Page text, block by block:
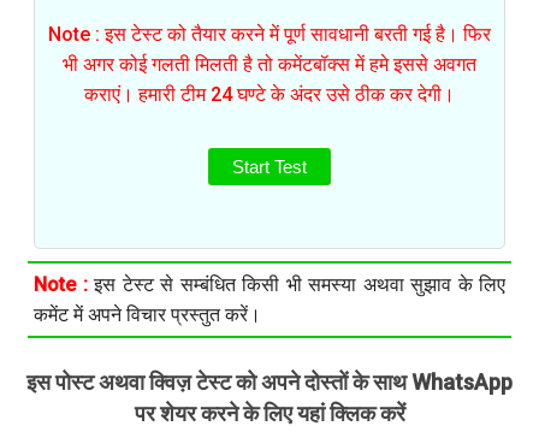
Note : इस टेस्ट को तैयार करने में पूर्ण सावधानी बरती गई है। फिर
भी अगर कोई गलती मिलती है तो कमेंटबॉक्स में हमे इससे अवगत
कराएं। हमारी टीम 24 घण्टे के अंदर उसे ठीक कर देगी।
Start Test
Note :इस टेस्ट से सम्बंधित किसी भी समस्या अथवा सुझाव के लिए
कमेंट में अपने विचार प्रस्तुत करें।
इस पोस्ट अथवा क्विज़ टेस्ट को अपने दोस्तों के साथ WhatsApp
पर शेयर करने के लिए यहां क्लिक करें